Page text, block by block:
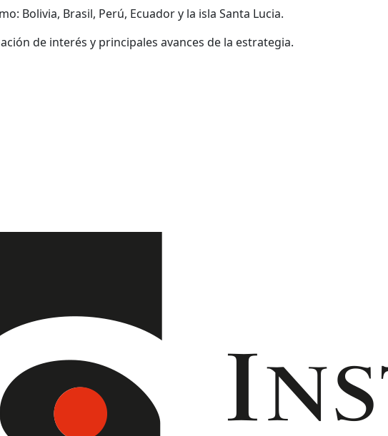
Bolivia, Brasil, Perú, Ecuador y la isla Santa Lucia.
de interés y principales avances de la estrategia.